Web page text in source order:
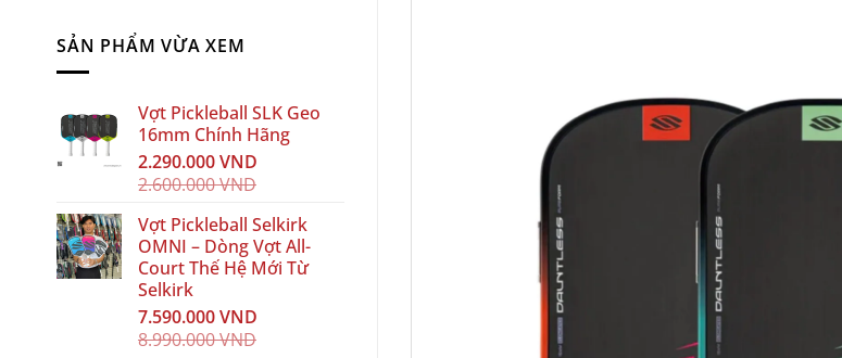
SẢN PHẨM VỪA XEM
Vợt Pickleball SLK Geo
16mm Chính Hãng
2.290.000VND
2.600.000VND
Vợt Pickleball Selkirk
OMNI – Dòng Vợt All-
Court Thế Hệ Mới Từ
Selkirk
7.590.000VND
8.990.000VND